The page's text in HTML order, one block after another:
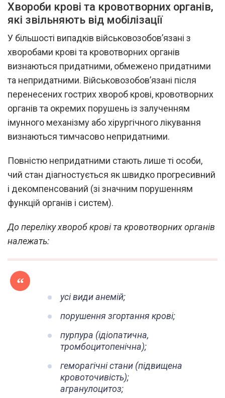
Хвороби крові та кровотворних органів,
які звільняють від мобілізації
У більшості випадків військовозобов’язані з
хворобами крові та кровотворних органів
визнаються придатними, обмежено придатними
та непридатними. Військовозобов’язані після
перенесених гострих хвороб крові, кровотворних
органів та окремих порушень із залученням
імунного механізму або хірургічного лікування
визнаються тимчасово непридатними.
Повністю непридатними стають лише ті особи,
чий стан діагностується як швидко прогресивний
і декомпенсований (зі значним порушенням
функцій органів і систем).
До переліку хвороб крові та кровотворних органів
належать:
усі види анемій;
порушення згортання крові;
пурпура (ідіопатична,
тромбоцитопенічна);
геморагічні стани (підвищена
кровоточивість);
агранулоцитоз;